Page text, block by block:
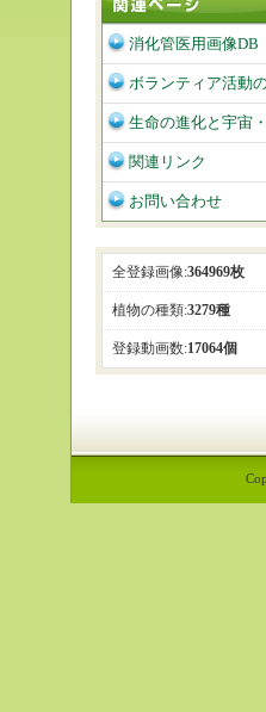
消化管医用画像DB
ボランティア活動
生命の進化と宇宙
関連リンク
お問い合わせ
全登録画像:364969枚
植物の種類:3279種
登録動画数:17064個